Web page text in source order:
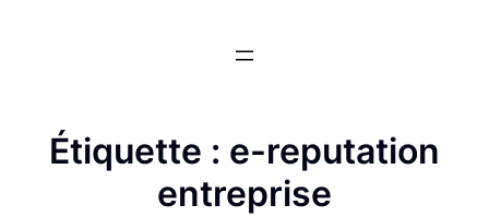
Étiquette : e-reputation
entreprise